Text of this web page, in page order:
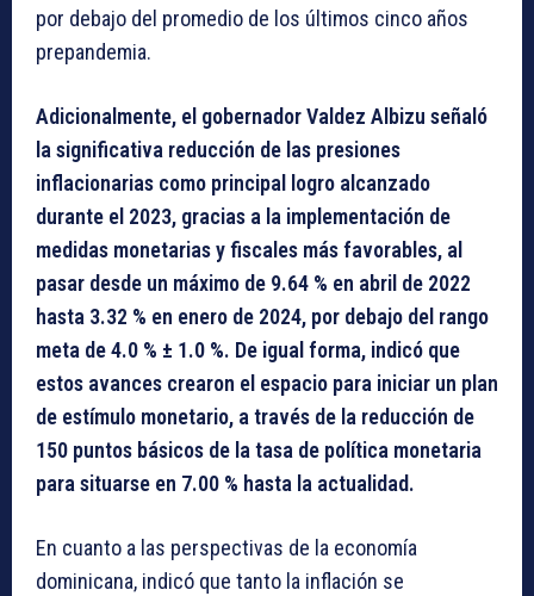
por debajo del promedio de los últimos cinco años
prepandemia.
Adicionalmente, el gobernador Valdez Albizu señaló
la significativa reducción de las presiones
inflacionarias como principal logro alcanzado
durante el 2023, gracias a la implementación de
medidas monetarias y fiscales más favorables, al
pasar desde un máximo de 9.64 % en abril de 2022
hasta 3.32 % en enero de 2024, por debajo del rango
meta de 4.0 % ± 1.0 %. De igual forma, indicó que
estos avances crearon el espacio para iniciar un plan
de estímulo monetario, a través de la reducción de
150 puntos básicos de la tasa de política monetaria
para situarse en 7.00 % hasta la actualidad.
En cuanto a las perspectivas de la economía
dominicana, indicó que tanto la inflación se